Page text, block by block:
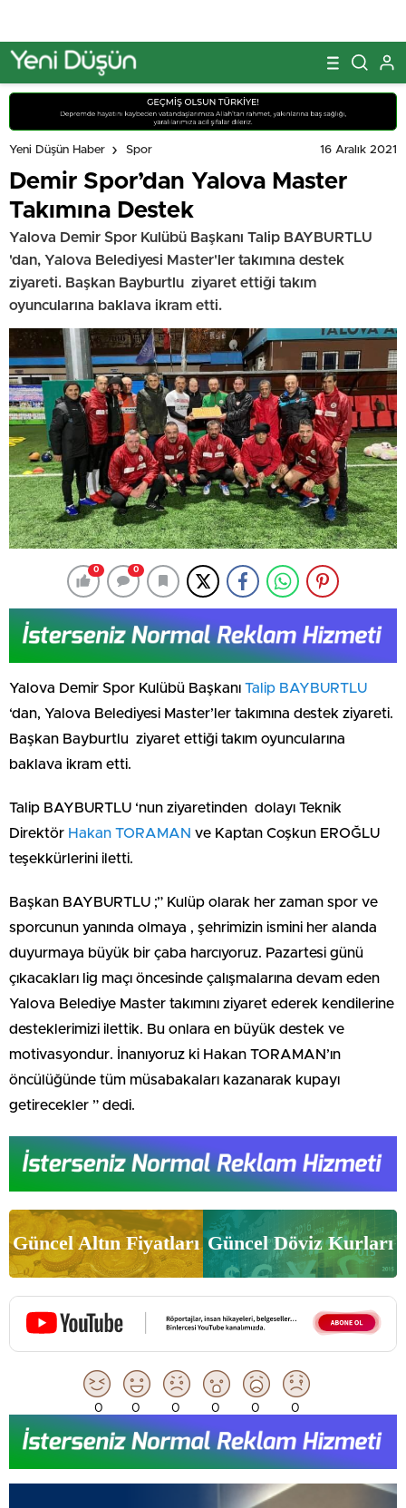
Yeni Düşün Haber Spor 16 Aralık 2021
Demir Spor’dan Yalova Master
Takımına Destek
Yalova Demir Spor Kulübü Başkanı Talip BAYBURTLU
'dan, Yalova Belediyesi Master'ler takımına destek
ziyareti. Başkan Bayburtlu ziyaret ettiği takım
oyuncularına baklava ikram etti.
0 0
Yalova Demir Spor Kulübü Başkanı Talip BAYBURTLU
‘dan, Yalova Belediyesi Master’ler takımına destek ziyareti.
Başkan Bayburtlu ziyaret ettiği takım oyuncularına
baklava ikram etti.
Talip BAYBURTLU ‘nun ziyaretinden dolayı Teknik
Direktör Hakan TORAMAN ve Kaptan Coşkun EROĞLU
teşekkürlerini iletti.
Başkan BAYBURTLU ;” Kulüp olarak her zaman spor ve
sporcunun yanında olmaya , şehrimizin ismini her alanda
duyurmaya büyük bir çaba harcıyoruz. Pazartesi günü
çıkacakları lig maçı öncesinde çalışmalarına devam eden
Yalova Belediye Master takımını ziyaret ederek kendilerine
desteklerimizi ilettik. Bu onlara en büyük destek ve
motivasyondur. İnanıyoruz ki Hakan TORAMAN’ın
öncülüğünde tüm müsabakaları kazanarak kupayı
getirecekler ” dedi.
Güncel Altın Fiyatları Güncel Döviz Kurları
0 0 0 0 0 0